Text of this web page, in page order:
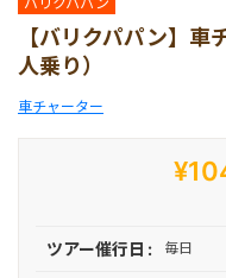
【バリクパパン】
人乗り）
車チャーター
ツアー催行日 毎日
ガポール